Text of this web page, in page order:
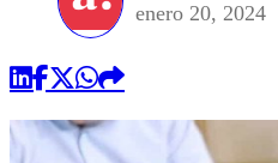
enero 20, 2024